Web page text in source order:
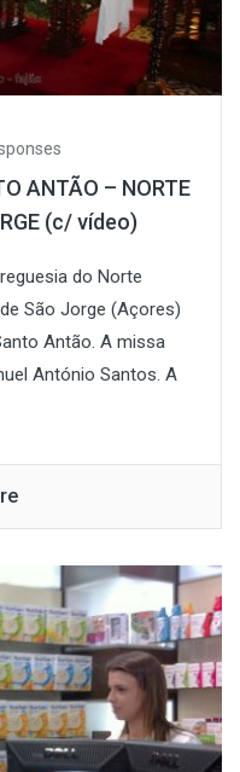
ANTÃO – NORTE
(c/ vídeo)
do Norte
São Jorge (Açores)
Antão. A missa
António Santos. A